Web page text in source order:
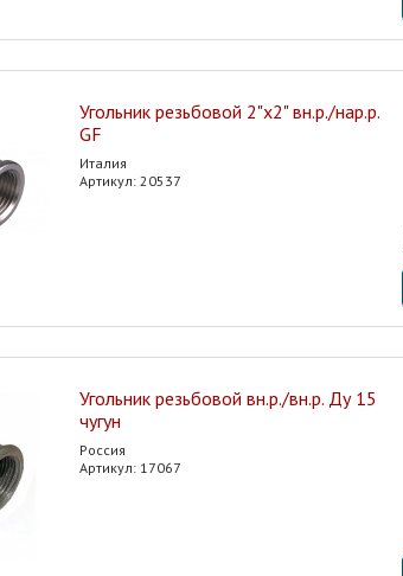
Угольник резьбовой 2"х2" вн.р./нар.р.
GF
Италия
Артикул: 20537
Угольник резьбовой вн.р./вн.р. Ду 15
чугун
Россия
Артикул: 17067